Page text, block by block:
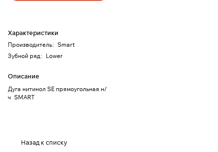
Характеристики
Производитель: Smart
Зубной ряд: Lower
Описание
Дуга нитинол SE прямоугольная н/
ч SMART
Назад к списку